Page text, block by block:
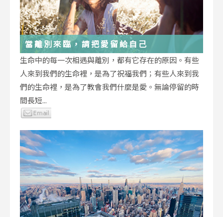
當離別來臨，請把愛留給自己
生命中的每一次相遇與離別，都有它存在的原因。有些
人來到我們的生命裡，是為了祝福我們；有些人來到我
們的生命裡，是為了教會我們什麼是愛。無論停留的時
間長短...